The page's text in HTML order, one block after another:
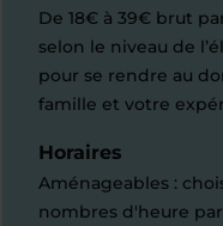
De 18€ à 39€ brut
selon le niveau de
pour se rendre au
famille et votre
Horaires
Aménageables :
nombres d'heure